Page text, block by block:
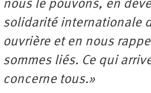
nous le pouvons, en
solidarité internationale
ouvrière et en nous
sommes liés. Ce qui
concerne tous.»